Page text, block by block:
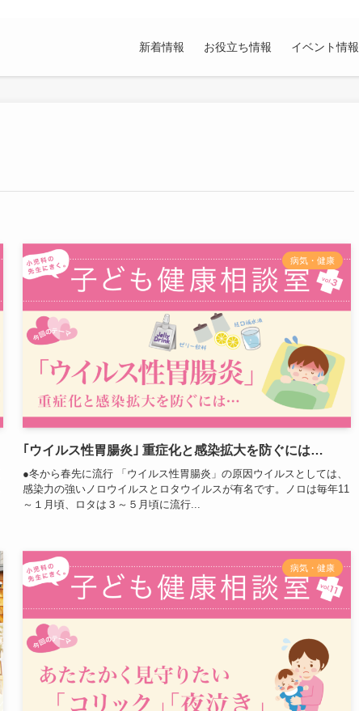
新着情報 お役立ち情報 イベント情報
病気・健康
｢ウイルス性胃腸炎｣ 重症化と感染拡大を防ぐには…
●冬から春先に流行 「ウイルス性胃腸炎」の原因ウイルスとしては、
感染力の強いノロウイルスとロタウイルスが有名です。ノロは毎年11
～１月頃、ロタは３～５月頃に流行...
病気・健康